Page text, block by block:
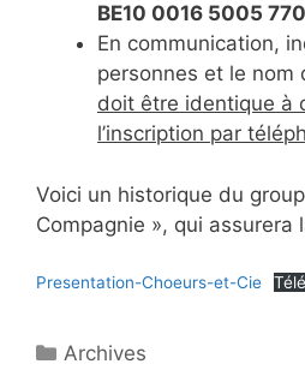
BE10 0016 5005
En communication,
personnes et le nom
doit être identique à
l’inscription par
Voici un historique du
Compagnie », qui assurera
Presentation-Choeurs-et-Cie
Catégories
Archives